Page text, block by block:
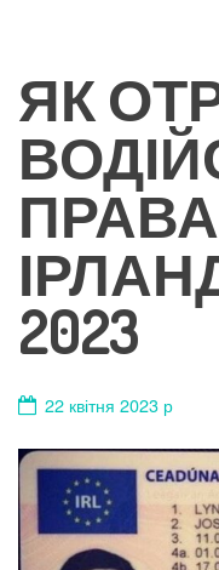
ЯК
2023
22 квітня 2023 р